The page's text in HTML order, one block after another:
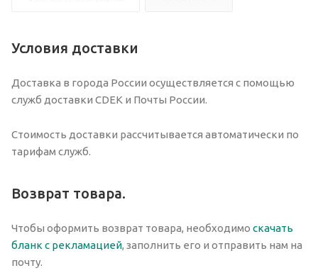
Условия доставки
Доставка в города России осуществляется с помощью
служб доставки CDEK и Почты России.
Стоимость доставки рассчитывается автоматически по
тарифам служб.
Возврат товара.
Чтобы оформить возврат товара, необходимо скачать
бланк с рекламацией, заполнить его и отправить нам на
почту.